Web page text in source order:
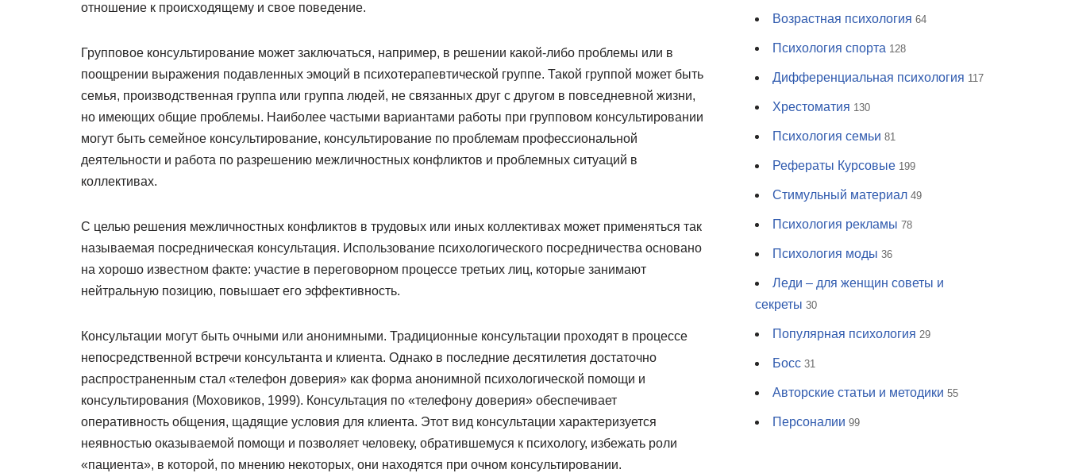
отношение к происходящему и свое поведение.
Групповое консультирование может заключаться, например, в решении какой-либо проблемы или в
поощрении выражения подавленных эмоций в психотерапевтической группе. Такой группой может быть
семья, производственная группа или группа людей, не связанных друг с другом в повседневной жизни,
но имеющих общие проблемы. Наиболее частыми вариантами работы при групповом консультировании
могут быть семейное консультирование, консультирование по проблемам профессиональной
деятельности и работа по разрешению межличностных конфликтов и проблемных ситуаций в
коллективах.
С целью решения межличностных конфликтов в трудовых или иных коллективах может применяться так
называемая посредническая консультация. Использование психологического посредничества основано
на хорошо известном факте: участие в переговорном процессе третьих лиц, которые занимают
нейтральную позицию, повышает его эффективность.
Консультации могут быть очными или анонимными. Традиционные консультации проходят в процессе
непосредственной встречи консультанта и клиента. Однако в последние десятилетия достаточно
распространенным стал «телефон доверия» как форма анонимной психологической помощи и
консультирования (Моховиков, 1999). Консультация по «телефону доверия» обеспечивает
оперативность общения, щадящие условия для клиента. Этот вид консультации характеризуется
неявностью оказываемой помощи и позволяет человеку, обратившемуся к психологу, избежать роли
«пациента», в которой, по мнению некоторых, они находятся при очном консультировании.
Возрастная психология 64
Психология спорта 128
Дифференциальная психология 117
Хрестоматия 130
Психология семьи 81
Рефераты Курсовые 199
Стимульный материал 49
Психология рекламы 78
Психология моды 36
Леди – для женщин советы и
секреты 30
Популярная психология 29
Босс 31
Авторские статьи и методики 55
Персоналии 99